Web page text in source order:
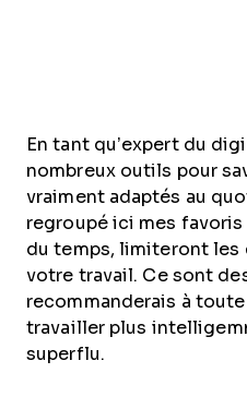
En tant qu’expert du
nombreux outils pour
vraiment adaptés au
regroupé ici mes
du temps, limiteront
votre travail. Ce sont
recommanderais à
travailler plus
superflu.